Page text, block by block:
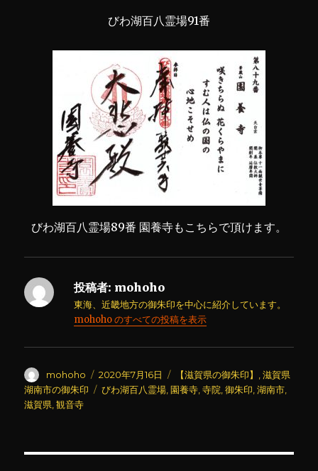
びわ湖百八霊場91番
びわ湖百八霊場89番 園養寺もこちらで頂けます。
投稿者: mohoho
東海、近畿地方の御朱印を中心に紹介しています。
mohoho のすべての投稿を表示
投
稿
者
mohoho
投
稿
2020年7月16日
カ
テ
【滋賀県の御朱印】 ,滋賀県
湖南市の御朱印
タ
びわ湖百八霊場 ,園養寺 ,寺院 ,御朱印 ,湖南市
滋賀県 ,観音寺